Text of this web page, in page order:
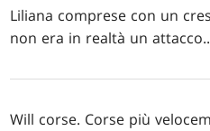
Liliana comprese con un
non era in realtà un
Will corse. Corse più